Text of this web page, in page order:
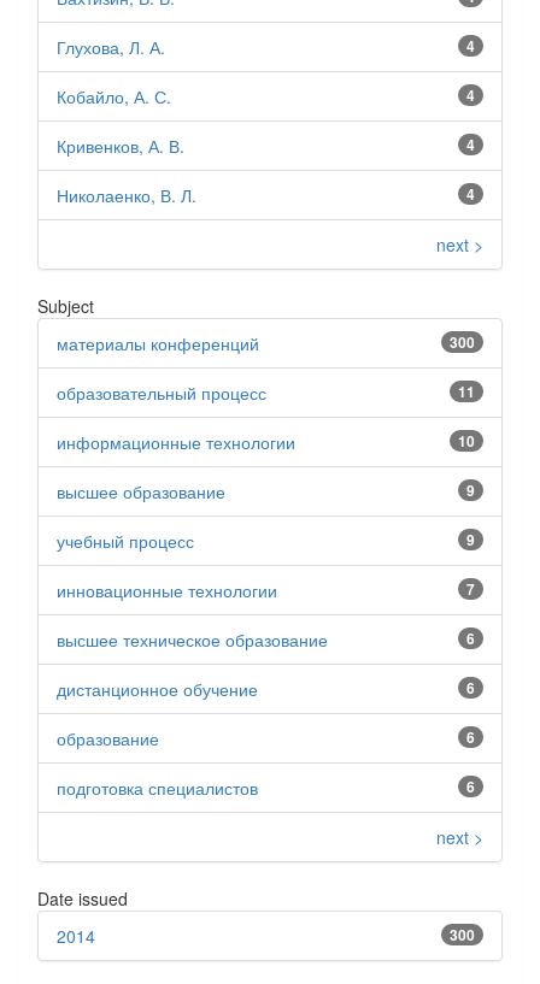
4
Глухова, Л. А.
4
Кобайло, А. С.
4
Кривенков, А. В.
4
Николаенко, В. Л.
next >
Subject
300
материалы конференций
11
образовательный процесс
10
информационные технологии
9
высшее образование
9
учебный процесс
7
инновационные технологии
6
высшее техническое образование
6
дистанционное обучение
6
образование
6
подготовка специалистов
next >
Date issued
300
2014